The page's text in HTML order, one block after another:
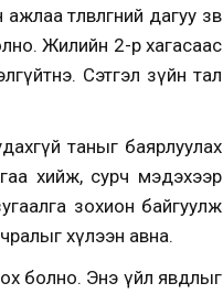
дагуу зөв
Жилийн 2-р хагасаас
Сэтгэл зүйн тал
таныг баярлуулах
хийж, сурч мэдэхээр
зохион байгуулж
хүлээн авна.
болно. Энэ үйл явдлыг